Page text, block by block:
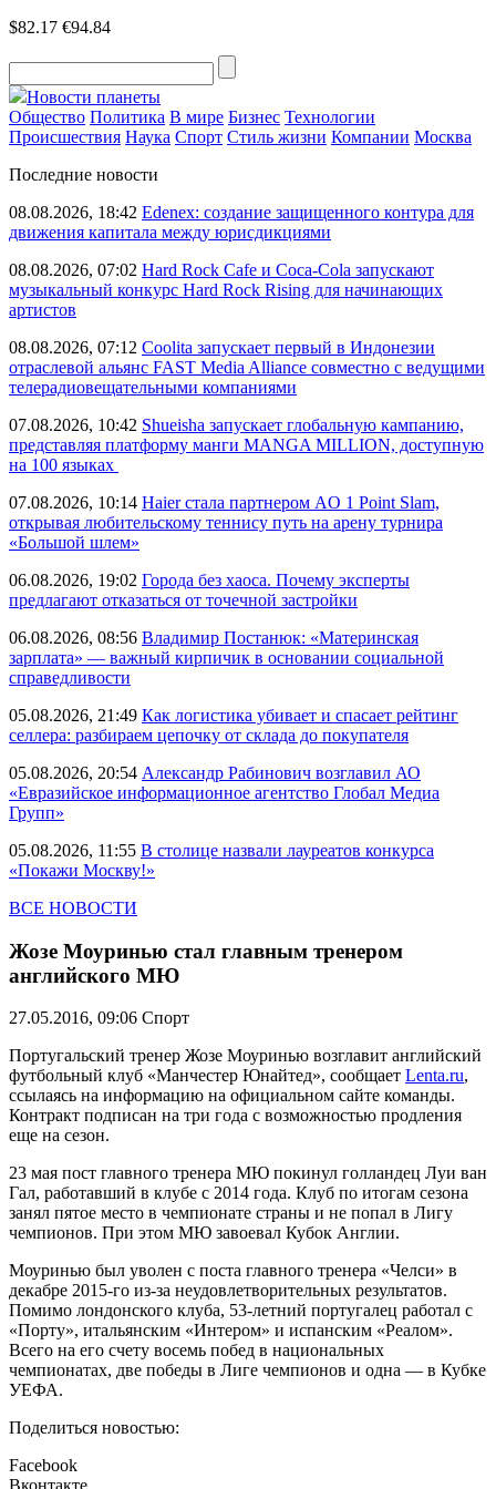
$82.17 €94.84
Новости планеты
Общество Политика В мире Бизнес Технологии
Происшествия Наука Спорт Стиль жизни Компании Москва
Последние новости
08.08.2026, 18:42 Edenex: создание защищенного контура для
движения капитала между юрисдикциями
08.08.2026, 07:02 Hard Rock Cafe и Coca-Cola запускают
музыкальный конкурс Hard Rock Rising для начинающих
артистов
08.08.2026, 07:12 Coolita запускает первый в Индонезии
отраслевой альянс FAST Media Alliance совместно с ведущими
телерадиовещательными компаниями
07.08.2026, 10:42 Shueisha запускает глобальную кампанию,
представляя платформу манги MANGA MILLION, доступную
на 100 языках
07.08.2026, 10:14 Haier стала партнером AO 1 Point Slam,
открывая любительскому теннису путь на арену турнира
«Большой шлем»
06.08.2026, 19:02 Города без хаоса. Почему эксперты
предлагают отказаться от точечной застройки
06.08.2026, 08:56 Владимир Постанюк: «Материнская
зарплата» — важный кирпичик в основании социальной
справедливости
05.08.2026, 21:49 Как логистика убивает и спасает рейтинг
селлера: разбираем цепочку от склада до покупателя
05.08.2026, 20:54 Александр Рабинович возглавил АО
«Евразийское информационное агентство Глобал Медиа
Групп»
05.08.2026, 11:55 В столице назвали лауреатов конкурса
«Покажи Москву!»
ВСЕ НОВОСТИ
Жозе Моуринью стал главным тренером
английского МЮ
27.05.2016, 09:06 Спорт
Португальский тренер Жозе Моуринью возглавит английский
футбольный клуб «Манчестер Юнайтед», сообщает Lenta.ru,
ссылаясь на информацию на официальном сайте команды.
Контракт подписан на три года с возможностью продления
еще на сезон.
23 мая пост главного тренера МЮ покинул голландец Луи ван
Гал, работавший в клубе с 2014 года. Клуб по итогам сезона
занял пятое место в чемпионате страны и не попал в Лигу
чемпионов. При этом МЮ завоевал Кубок Англии.
Моуринью был уволен с поста главного тренера «Челси» в
декабре 2015-го из-за неудовлетворительных результатов.
Помимо лондонского клуба, 53-летний португалец работал с
«Порту», итальянским «Интером» и испанским «Реалом».
Всего на его счету восемь побед в национальных
чемпионатах, две победы в Лиге чемпионов и одна — в Кубке
УЕФА.
Поделиться новостью:
Facebook